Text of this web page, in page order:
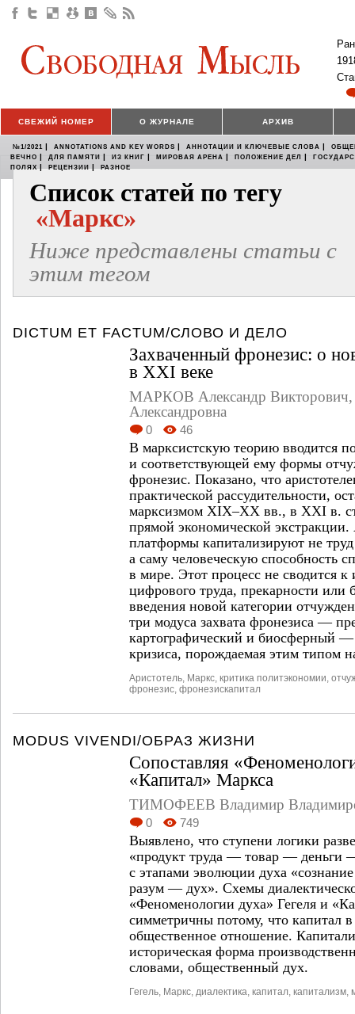
СВЕЖИЙ НОМЕР О ЖУРНАЛЕ АРХИВ
№1/2021 | ANNOTATIONS AND KEY WORDS | АННОТАЦИИ И КЛЮЧЕВЫЕ СЛОВА |
ВЕЧНО | ДЛЯ ПАМЯТИ | ИЗ КНИГ | МИРОВАЯ АРЕНА | ПОЛОЖЕНИЕ ДЕЛ |
ПОЛЯХ | РЕЦЕНЗИИ | РАЗНОЕ
Список статей по тегу
«Маркс»
Ниже представлены статьи с
этим тегом
DICTUM ET FACTUM/СЛОВО И ДЕЛО
Захваченный фронезис: о
в XXI веке
МАРКОВ Александр Викторович
Александровна
0 46
В марксистскую теорию вводится
и соответствующей ему формы
фронезис. Показано, что
практической рассудительности,
марксизмом XIX–XX вв., в XXI в.
прямой экономической
платформы капитализируют не
а саму человеческую способность
в мире. Этот процесс не сводится
цифрового труда, прекарности или
введения новой категории
три модуса захвата фронезиса —
картографический и биосферный
кризиса, порождаемая этим типом
Аристотель Маркс критика политэкономии
фронезис фронезис­капитал
MODUS VIVENDI/ОБРАЗ ЖИЗНИ
Сопоставляя
«Капитал» Маркса
ТИМОФЕЕВ Владимир
0 749
Выявлено, что ступени логики
«продукт труда — товар — деньги
с этапами эволюции духа
разум — дух». Схемы
«Феноменологии духа» Гегеля и
симметричны потому, что капитал в
общественное отношение.
историческая форма
словами, общественный дух.
Гегель Маркс диалектика капитал капитализм